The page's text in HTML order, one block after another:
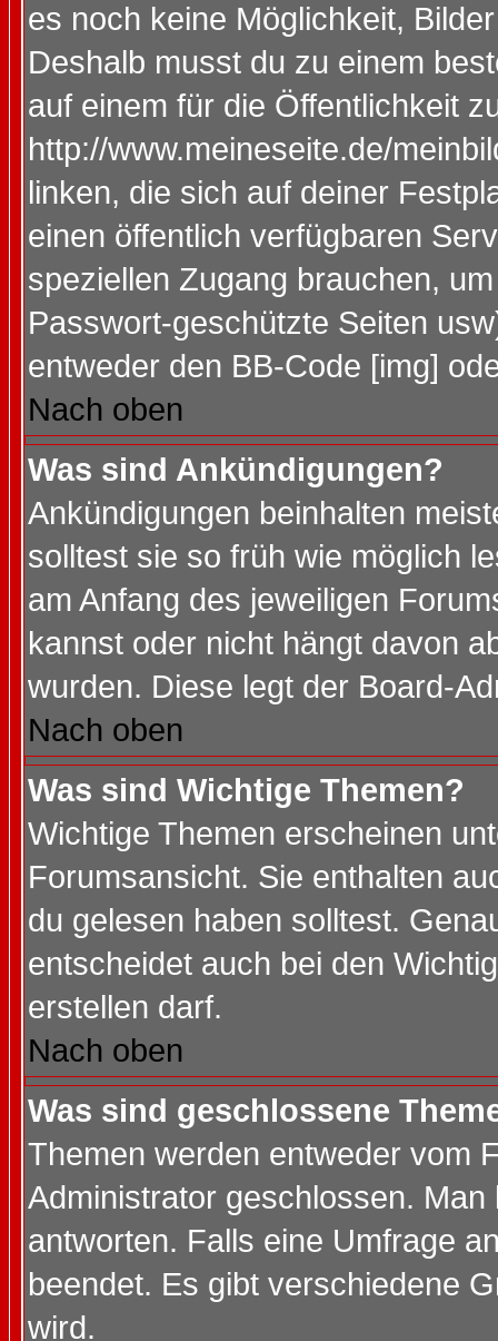
es noch keine Möglichkeit,
Deshalb musst du zu einem
auf einem für die Öffentlichkeit
http://www.meineseite.de/
linken, die sich auf deiner
einen öffentlich verfügbaren
speziellen Zugang brauchen,
Passwort-geschützte Seiten
entweder den BB-Code [img]
Nach oben
Was sind Ankündigungen?
Ankündigungen beinhalten
solltest sie so früh wie möglich
am Anfang des jeweiligen
kannst oder nicht hängt davon
wurden. Diese legt der Board-
Nach oben
Was sind Wichtige Themen?
Wichtige Themen erscheinen
Forumsansicht. Sie enthalten
du gelesen haben solltest.
entscheidet auch bei den
erstellen darf.
Nach oben
Was sind geschlossene
Themen werden entweder vom
Administrator geschlossen.
antworten. Falls eine Umfrage
beendet. Es gibt verschiedene
wird.